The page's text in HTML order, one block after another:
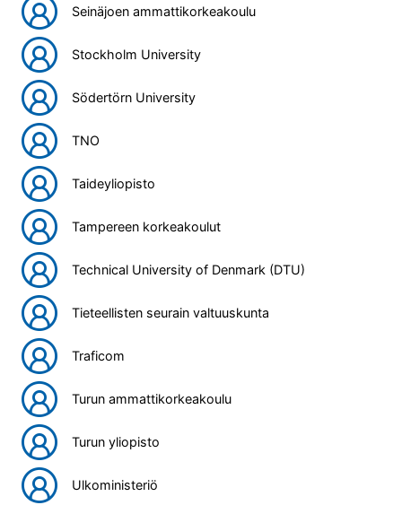
Seinäjoen ammattikorkeakoulu
Stockholm University
Södertörn University
TNO
Taideyliopisto
Tampereen korkeakoulut
Technical University of Denmark (DTU)
Tieteellisten seurain valtuuskunta
Traficom
Turun ammattikorkeakoulu
Turun yliopisto
Ulkoministeriö